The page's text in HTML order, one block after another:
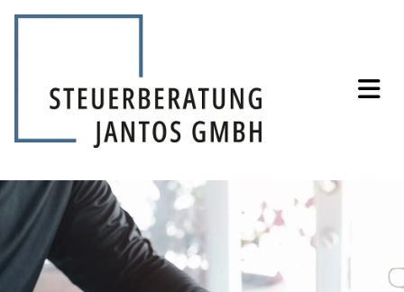
Zum Inhalt springen